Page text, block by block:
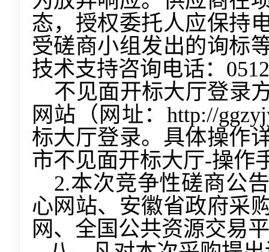
态，授权委托人应保持
受磋商小组发出的询标
技术支持咨询电话：
不见面开标大厅登录
网站（网址：http://
标大厅登录。具体操作
市不见面开标大厅-操作
2.本次竞争性磋商公
心网站、安徽省政府采
网、全国公共资源交易